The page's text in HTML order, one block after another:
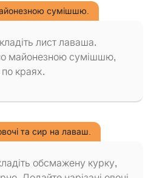
сумішшю.
лист лаваша.
майонезною сумішшю,
краях.
та сир на лаваш.
обсмажену курку,